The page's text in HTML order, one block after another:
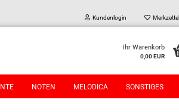
Kundenlogin Merkzettel
Ihr Warenkorb
0,00 EUR
NOTEN MELODICA SONSTIGES